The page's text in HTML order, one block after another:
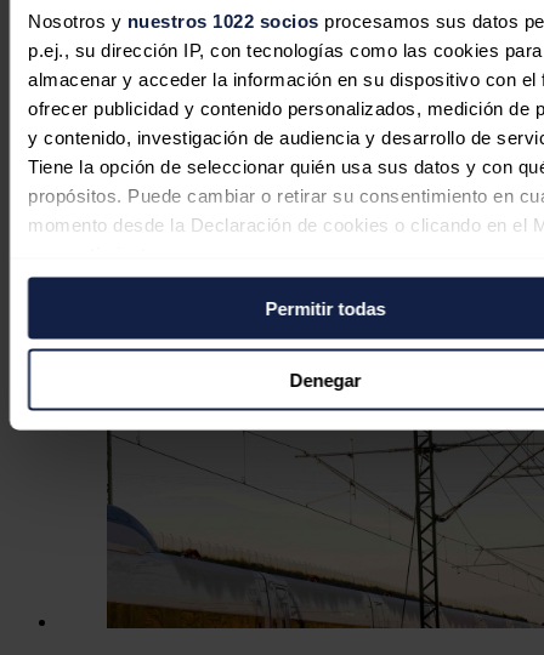
Nosotros y nuestros 1022 socios procesamos sus datos
p.ej., su dirección IP, con tecnologías como las cookies para
almacenar y acceder la información en su dispositivo con el
ofrecer publicidad y contenido personalizados, medición de
y contenido, investigación de audiencia y desarrollo de
Tiene la opción de seleccionar quién usa sus datos y con
propósitos. Puede cambiar o retirar su consentimiento en
momento desde la Declaración de cookies o clicando en el
Si lo permite, también quisiéramos:
Recopilar información sobre su ubicación geográfica
puede tener una precisión de varios metros
Identificar su dispositivo analizándolo activamente
características específicas (huellas digitales)
Obtenga más información sobre cómo se procesan sus
personales y establezca sus preferencias en lasección de
Puede cambiar o retirar su consentimiento en cualquier
la Declaración de cookies.
Las cookies de este sitio web se usan para personalizar el
Permitir todas
Denegar
Europa vive atrapada en una telaraña
de precios altos de la energía: siguen
por encima de los niveles previos a la
crisis